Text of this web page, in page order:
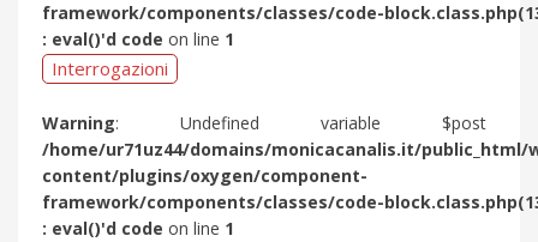
framework/components/classes/code-
: eval()'d code on line 1
Interrogazioni
Warning: Undefined variable $post
/home/ur71uz44/domains/monicacanalis.it/public_html/
content/plugins/oxygen/component-
framework/components/classes/code-
: eval()'d code on line 1